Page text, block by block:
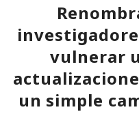
vulnerar
un simple